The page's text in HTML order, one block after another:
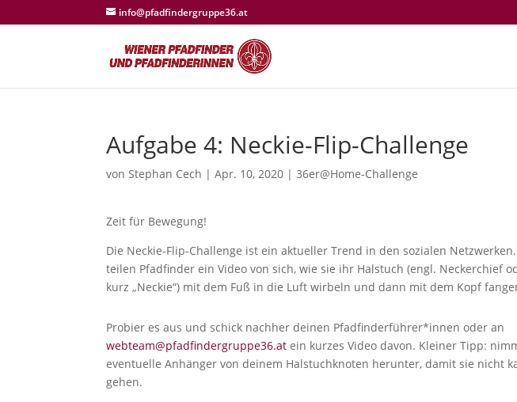
info@pfadfindergruppe36.at
Aufgabe 4: Neckie-Flip-Challenge
vonStephan Cech |Apr. 10, 2020 |36er@Home-Challenge
Zeit für Bewegung!
Die Neckie-Flip-Challenge ist ein aktueller Trend in den sozialen
teilen Pfadfinder ein Video von sich, wie sie ihr Halstuch (engl. Neckerchief
kurz „Neckie“) mit dem Fuß in die Luft wirbeln und dann mit dem Kopf
Probier es aus und schick nachher deinen Pfadfinderführer*innen oder an
webteam@pfadfindergruppe36.at ein kurzes Video davon. Kleiner Tipp:
eventuelle Anhänger von deinem Halstuchknoten herunter, damit sie nicht
gehen.